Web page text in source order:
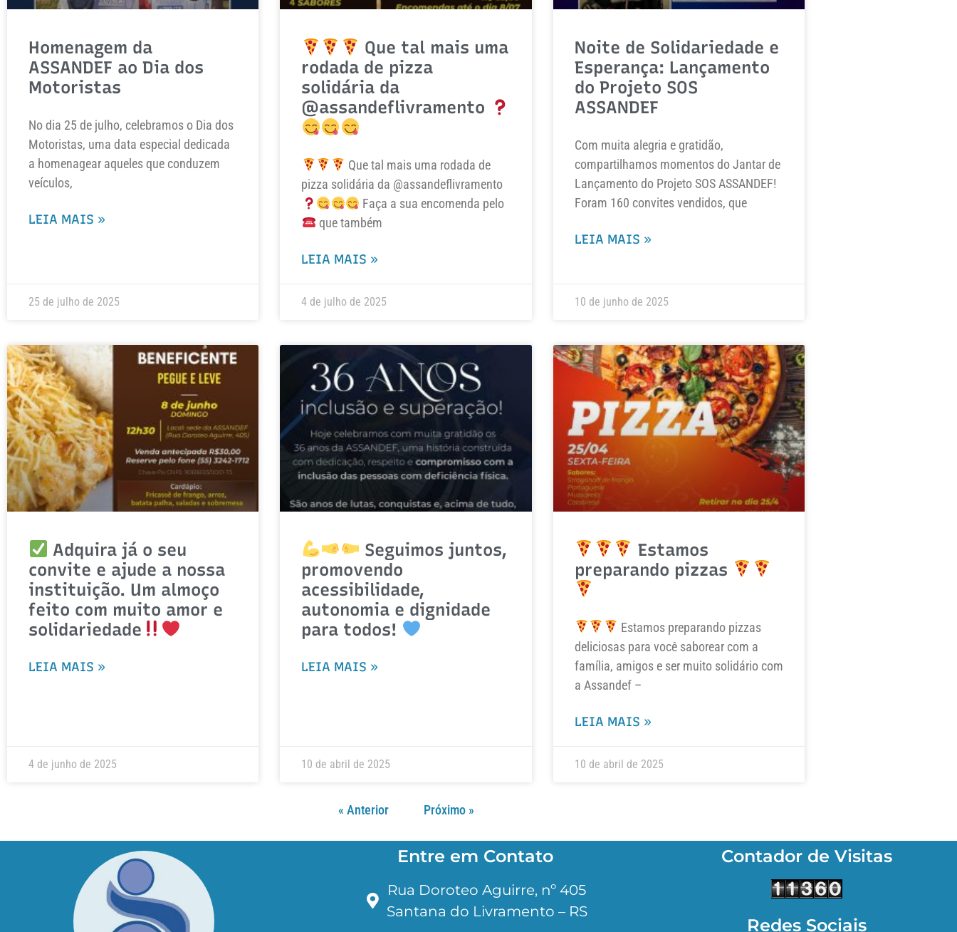
Homenagem da
ASSANDEF ao Dia dos
Motoristas
No dia 25 de julho, celebramos o Dia dos
Motoristas, uma data especial dedicada
a homenagear aqueles que conduzem
veículos,
LEIA MAIS »
25 de julho de 2025
Que tal mais uma
rodada de pizza
solidária da
@assandeflivramento
Que tal mais uma rodada de
pizza solidária da @assandeflivramento
Faça a sua encomenda pelo
que também
LEIA MAIS »
4 de julho de 2025
Noite de Solidariedade e
Esperança: Lançamento
do Projeto SOS
ASSANDEF
Com muita alegria e gratidão,
compartilhamos momentos do Jantar de
Lançamento do Projeto SOS ASSANDEF!
Foram 160 convites vendidos, que
LEIA MAIS »
10 de junho de 2025
Adquira já o seu
convite e ajude a nossa
instituição. Um almoço
feito com muito amor e
solidariedade
LEIA MAIS »
4 de junho de 2025
Seguimos juntos,
promovendo
acessibilidade,
autonomia e dignidade
para todos!
LEIA MAIS »
10 de abril de 2025
Estamos
preparando pizzas
Estamos preparando pizzas
deliciosas para você saborear com a
família, amigos e ser muito solidário com
a Assandef –
LEIA MAIS »
10 de abril de 2025
« Anterior Próximo »
Entre em Contato
Rua Doroteo Aguirre, nº 405
Santana do Livramento – RS
Contador de Visitas
Redes Sociais